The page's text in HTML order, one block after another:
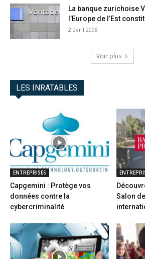
La banque zurichoise
l’Europe de l’Est
2 avril 2008
Voir plus
LES INRATABLES
ENTREPRISES
Capgemini : Protège vos
données contre la
cybercriminalité
Salon